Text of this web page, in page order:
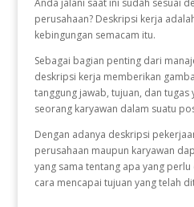
Anda jalani saat ini sudah sesuai
perusahaan? Deskripsi kerja
kebingungan semacam itu.
Sebagai bagian penting dari
deskripsi kerja memberikan
tanggung jawab, tujuan, dan tugas
seorang karyawan dalam suatu
Dengan adanya deskripsi
perusahaan maupun karyawan
yang sama tentang apa yang
cara mencapai tujuan yang telah